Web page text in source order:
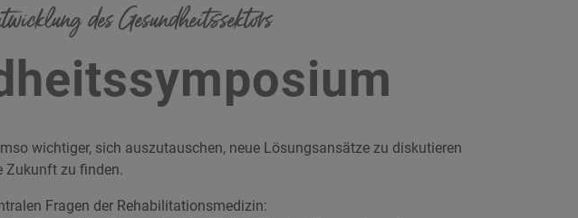
des Gesundheitssektors
wichtiger, sich auszutauschen, neue Lösungsansätze zu diskutieren
Zukunft zu finden.
Fragen der Rehabilitationsmedizin: